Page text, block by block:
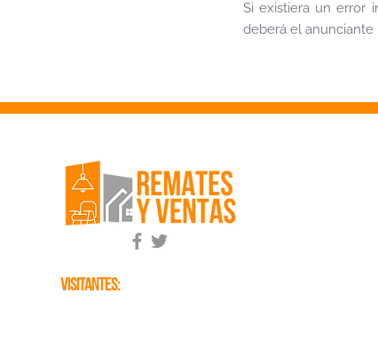
Si existiera un error
deberá el
visitantes: